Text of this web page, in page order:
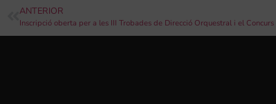
ANTERIOR